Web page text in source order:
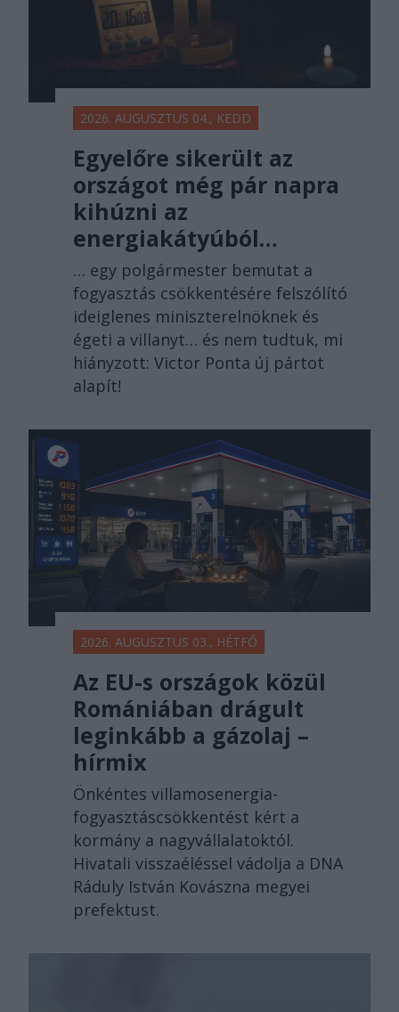
2026. AUGUSZTUS 04., KEDD
Egyelőre sikerült az
országot még pár napra
kihúzni az
energiakátyúból…
… egy polgármester bemutat a
fogyasztás csökkentésére felszólító
ideiglenes miniszterelnöknek és
égeti a villanyt… és nem tudtuk, mi
hiányzott: Victor Ponta új pártot
alapít!
2026. AUGUSZTUS 03., HÉTFŐ
Az EU-s országok közül
Romániában drágult
leginkább a gázolaj –
hírmix
Önkéntes villamosenergia-
fogyasztáscsökkentést kért a
kormány a nagyvállalatoktól.
Hivatali visszaéléssel vádolja a DNA
Ráduly István Kovászna megyei
prefektust.